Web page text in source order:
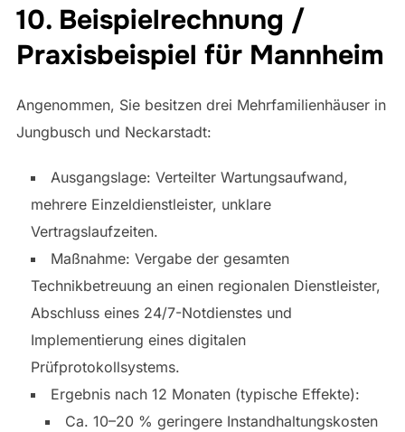
10. Beispielrechnung /
Praxisbeispiel für Mannheim
Angenommen, Sie besitzen drei Mehrfamilienhäuser in
Jungbusch und Neckarstadt:
Ausgangslage: Verteilter Wartungsaufwand,
mehrere Einzeldienstleister, unklare
Vertragslaufzeiten.
Maßnahme: Vergabe der gesamten
Technikbetreuung an einen regionalen Dienstleister,
Abschluss eines 24/7-Notdienstes und
Implementierung eines digitalen
Prüfprotokollsystems.
Ergebnis nach 12 Monaten (typische Effekte):
Ca. 10–20 % geringere Instandhaltungskosten